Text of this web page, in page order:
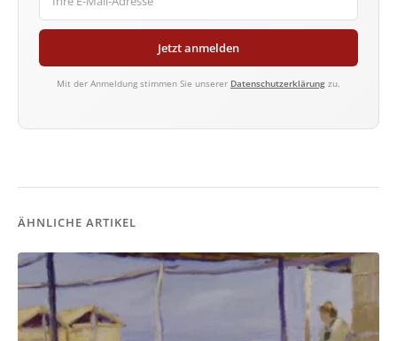
Jetzt anmelden
Mit der Anmeldung stimmen Sie unserer Datenschutzerklärung zu.
ÄHNLICHE ARTIKEL